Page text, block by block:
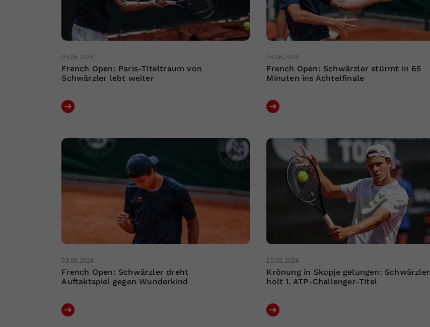
05.06.2024
French Open: Paris-Titeltraum von
Schwärzler lebt weiter
04.06.2024
French Open: Schwärzler stürmt in 65
Minuten ins Achtelfinale
03.06.2024
French Open: Schwärzler dreht
Auftaktspiel gegen Wunderkind
25.05.2024
Krönung in Skopje gelungen: Schwärzler
holt 1. ATP-Challenger-Titel